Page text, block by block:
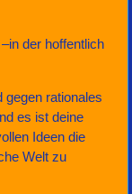
der hoffentlich
gegen rationales
es ist deine
Ideen die
Welt zu